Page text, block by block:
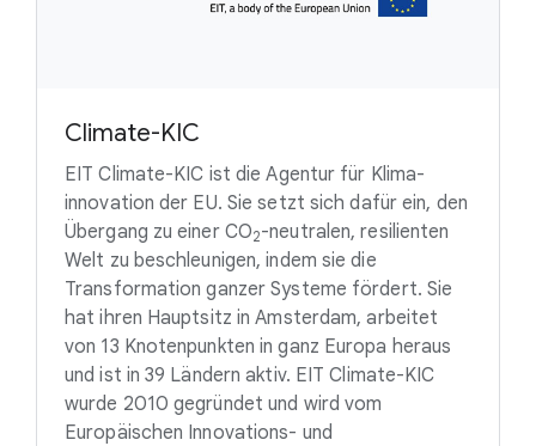
Climate-KIC
EIT Climate-KIC ist die Agentur für Klima-
innovation der EU. Sie setzt sich dafür ein, den
Übergang zu einer CO2-neutralen, resilienten
Welt zu beschleunigen, indem sie die
Transformation ganzer Systeme fördert. Sie
hat ihren Hauptsitz in Amsterdam, arbeitet
von 13 Knotenpunkten in ganz Europa heraus
und ist in 39 Ländern aktiv. EIT Climate-KIC
wurde 2010 gegründet und wird vom
Europäischen Innovations- und